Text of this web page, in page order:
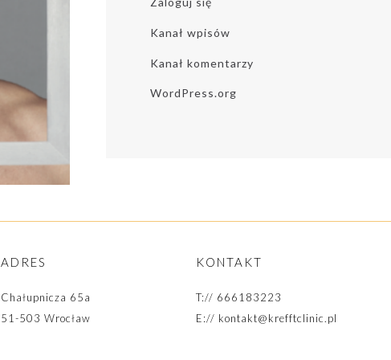
Kanał wpisów
Kanał komentarzy
WordPress.org
ADRES
Chałupnicza 65a
51-503 Wrocław
KONTAKT
T:// 666183223
E:// kontakt@krefftclinic.pl